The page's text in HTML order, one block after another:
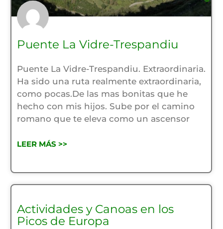
Puente La Vidre-Trespandiu
Puente La Vidre-Trespandiu. Extraordinaria.
Ha sido una ruta realmente extraordinaria,
como pocas.De las mas bonitas que he
hecho con mis hijos. Sube por el camino
romano que te eleva como un ascensor
LEER MÁS >>
Actividades y Canoas en los
Picos de Europa